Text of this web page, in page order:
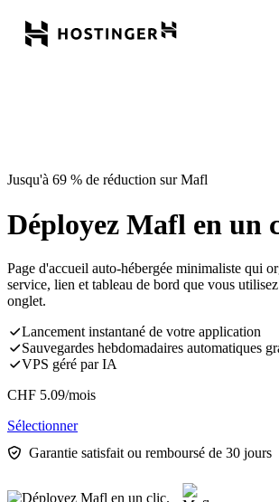
Jusqu'à 69 % de réduction sur Mafl
Déployez Mafl en un
Page d'accueil auto-hébergée minimaliste qui
service, lien et tableau de bord que vous
onglet.
Lancement instantané de votre application
Sauvegardes hebdomadaires automatiques
VPS géré par IA
CHF 5.09/mois
Sélectionner
Garantie satisfait ou remboursé de 30 jours